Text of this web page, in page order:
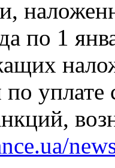
по 1
уплате